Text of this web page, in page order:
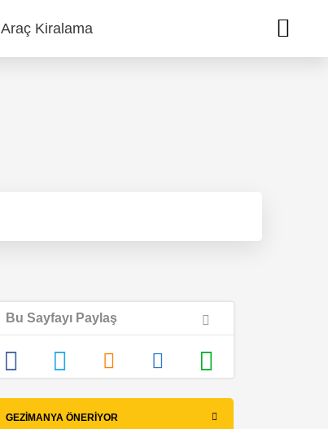
Araç Kiralama
Bu Sayfayı Paylaş
GEZIMANYA ÖNERIYOR